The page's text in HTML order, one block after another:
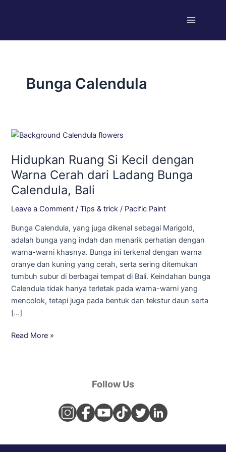
Bunga Calendula
Hidupkan Ruang Si Kecil dengan
Warna Cerah dari Ladang Bunga
Calendula, Bali
Leave a Comment /Tips & trick / Pacific Paint
Bunga Calendula, yang juga dikenal sebagai Marigold,
adalah bunga yang indah dan menarik perhatian dengan
warna-warni khasnya. Bunga ini terkenal dengan warna
oranye dan kuning yang cerah, serta sering ditemukan
tumbuh subur di berbagai tempat di Bali. Keindahan bunga
Calendula tidak hanya terletak pada warna-warni yang
mencolok, tetapi juga pada bentuk dan tekstur daun serta
[…]
Hidupkan
Si
Kecil
dengan
Warna
Cerah
Ladang
Bunga
Calendula,
Bali
Read More »
Follow Us